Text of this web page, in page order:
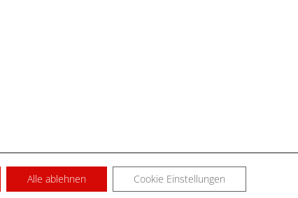
KONTAKT
Alle ablehnen Cookie Einstellungen